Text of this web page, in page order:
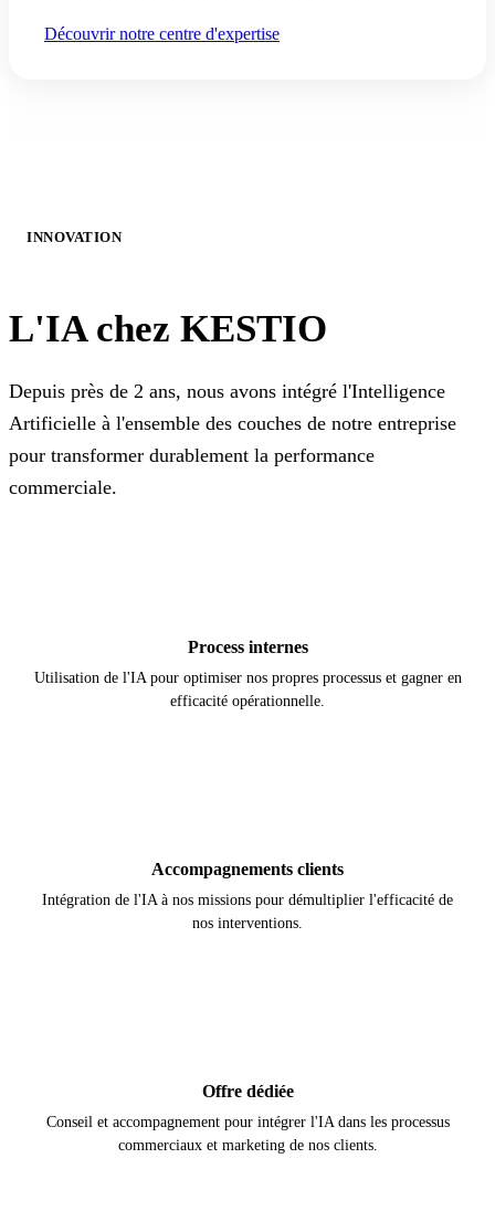
Découvrir notre centre d'expertise
INNOVATION
L'IA chez KESTIO
Depuis près de 2 ans, nous avons intégré l'Intelligence
Artificielle à l'ensemble des couches de notre entreprise
pour transformer durablement la performance
commerciale.
Process internes
Utilisation de l'IA pour optimiser nos propres processus et gagner en
efficacité opérationnelle.
Accompagnements clients
Intégration de l'IA à nos missions pour démultiplier l'efficacité de
nos interventions.
Offre dédiée
Conseil et accompagnement pour intégrer l'IA dans les processus
commerciaux et marketing de nos clients.